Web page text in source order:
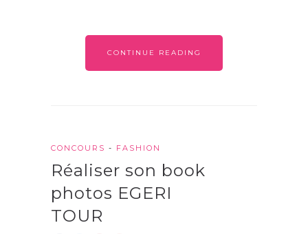
CONTINUE READING
CONCOURS - FASHION
Réaliser son book
photos EGERI
TOUR